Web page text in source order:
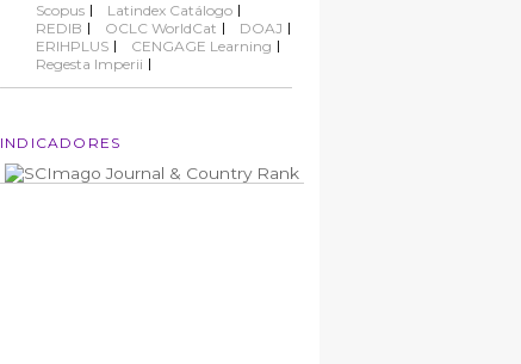
Scopus
Latindex Catálogo
REDIB
OCLC WorldCat
DOAJ
ERIHPLUS
CENGAGE Learning
Regesta Imperii
INDICADORES